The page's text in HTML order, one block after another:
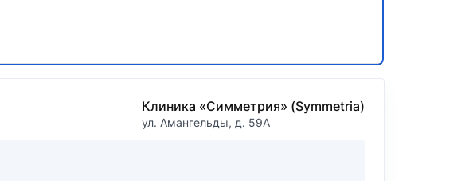
Клиника «Симметрия» (Symmetria)
ул. Амангельды, д. 59А